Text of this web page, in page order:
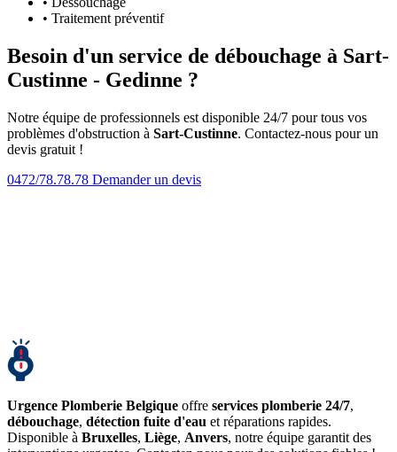
• Traitement préventif
Besoin d'un service de débouchage à Sart-
Custinne - Gedinne ?
Notre équipe de professionnels est disponible 24/7 pour tous vos
problèmes d'obstruction à Sart-Custinne. Contactez-nous pour un
devis gratuit !
0472/78.78.78 Demander un devis
Urgence Plomberie Belgique offre services plomberie 24/7,
débouchage, détection fuite d'eau et réparations rapides.
Disponible à Bruxelles, Liège, Anvers, notre équipe garantit des